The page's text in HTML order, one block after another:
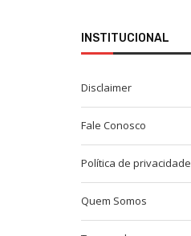
INSTITUCIONAL
Disclaimer
Fale Conosco
Política de privacidade
Quem Somos